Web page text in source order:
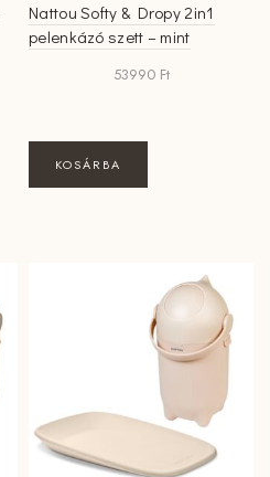
Nattou Softy & Dropy 2in1
pelenkázó szett – mint
53990 Ft
KOSÁRBA